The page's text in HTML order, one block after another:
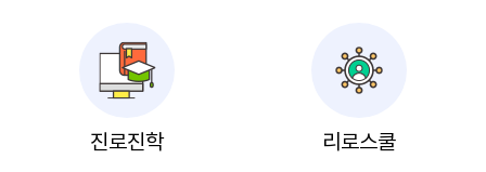
진로진학 리로스쿨